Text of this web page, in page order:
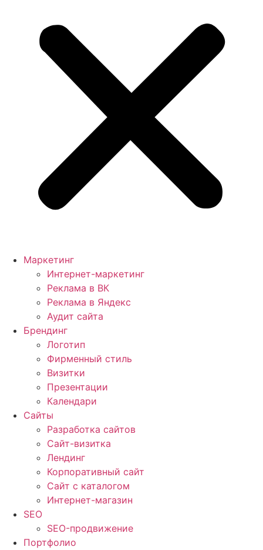
Маркетинг
Интернет-маркетинг
Реклама в ВК
Реклама в Яндекс
Аудит сайта
Брендинг
Логотип
Фирменный стиль
Визитки
Презентации
Календари
Сайты
Разработка сайтов
Cайт-визитка
Лендинг
Корпоративный сайт
Сайт с каталогом
Интернет-магазин
SEO
SEO-продвижение
Портфолио